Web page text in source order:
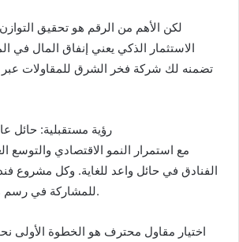
لكن الأهم من الرقم هو تحقيق
الاستثمار الذكي يعني إنفاق المال في
تضمنه لك شركة فخر الشرق للمقاولات عبر
رؤية مستقبلية: حائل
مع استمرار النمو الاقتصادي والتوسع
الفنادق في حائل واعد للغاية. وكل مشروع
للمشاركة في رسم ملامح المدينة الحديثة.
اختيار مقاول محترف هو الخطوة الأولى